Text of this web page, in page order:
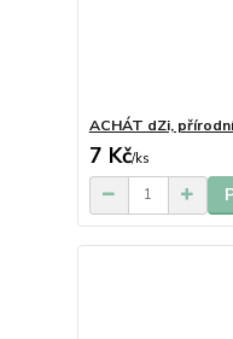
ACHÁT dZi,
7 Kč/ks